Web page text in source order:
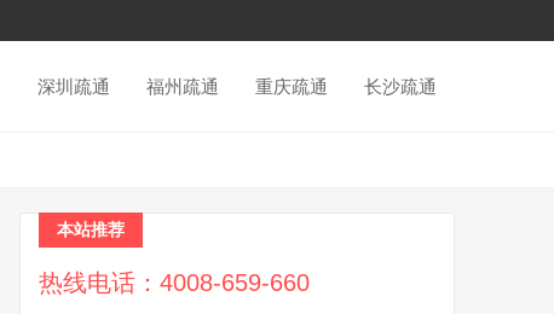
深圳疏通 福州疏通 重庆疏通 长沙疏通
本站推荐
热线电话：4008-659-660